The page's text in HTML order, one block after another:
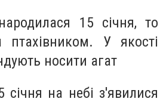
15 січня, то
птахівником. У якості
носити агат
січня на небі з'явилися